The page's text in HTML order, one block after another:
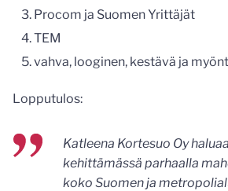
Procom ja Suomen Yrittäjät
TEM
vahva, looginen, kestävä ja
Lopputulos:
Katleena Kortesuo Oy
kehittämässä parhaalla
koko Suomen ja